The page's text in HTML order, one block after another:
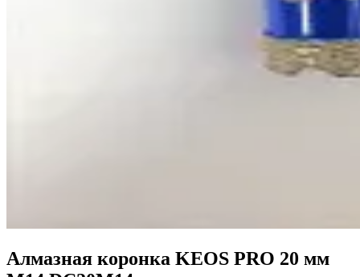
Алмазная коронка KEOS PRO 20 мм